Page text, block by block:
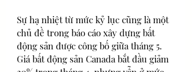
Sự hạ nhiệt từ mức kỷ lục cũng là một
chủ đề trong báo cáo xây dựng bất
động sản được công bố giữa tháng 5.
Giá bất động sản Canada bắt đầu giảm